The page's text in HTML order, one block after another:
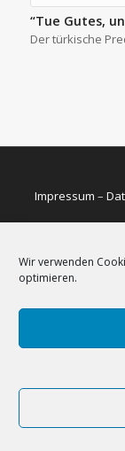
Wir verwenden
optimieren.
“Tue Gutes,
Der türkische
Impressum –